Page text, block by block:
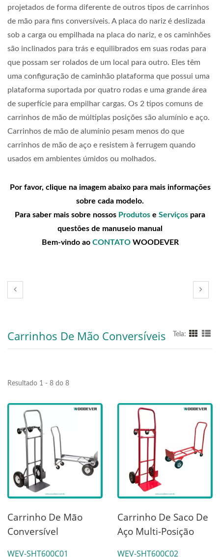
projetados de forma diferente de outros tipos de carrinhos
de mão para fins conversíveis. A placa do nariz é deslizada
sob a carga ou empilhada na placa do nariz, e os caminhões
são inclinados para trás e equilibrados em suas rodas para
que possam ser rolados de um local para outro. Eles têm
uma configuração de caminhão plataforma que possui uma
plataforma suportada por quatro rodas e uma grande área
de superfície para empilhar cargas. Os 2 tipos comuns de
carrinhos de mão de múltiplas posições são alumínio e aço.
Carrinhos de mão de alumínio pesam menos do que
carrinhos de mão de aço e resistem à ferrugem quando
usados em ambientes úmidos ou molhados.
Por favor, clique na imagem abaixo para mais informações
sobre cada modelo.
Para saber mais sobre nossos Produtos e Serviços para
questões de manuseio manual
Bem-vindo ao CONTATOWOODEVER
Carrinhos De Mão Conversíveis Tela:
Resultado 1 - 8 do 8
Carrinho De Mão
Conversível
WEV-SHT600C01
Carrinho De Saco De
Aço Multi-Posição
WEV-SHT600C02